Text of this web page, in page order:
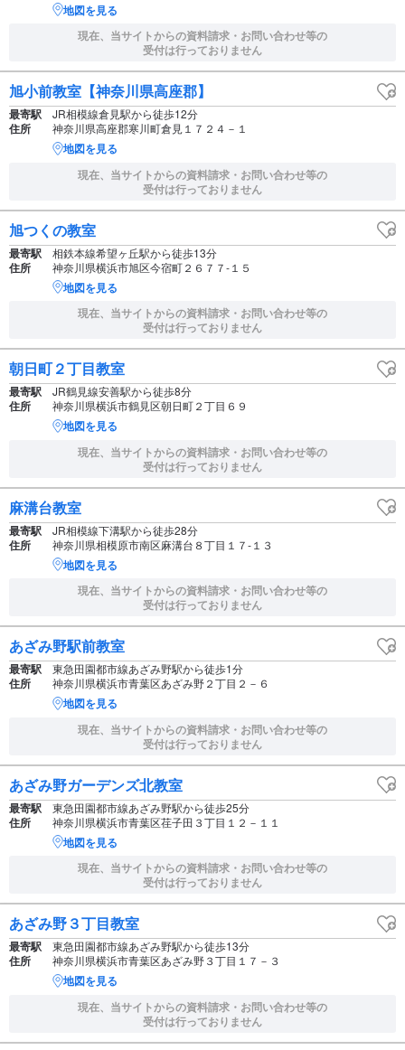
地図を見る
現在、当サイトからの資料請求・お問い合わせ等の
受付は行っておりません
旭小前教室【神奈川県高座郡】
最寄駅 JR相模線倉見駅から徒歩12分
住所 神奈川県高座郡寒川町倉見１７２４－１
地図を見る
現在、当サイトからの資料請求・お問い合わせ等の
受付は行っておりません
旭つくの教室
最寄駅 相鉄本線希望ヶ丘駅から徒歩13分
住所 神奈川県横浜市旭区今宿町２６７７‐１５
地図を見る
現在、当サイトからの資料請求・お問い合わせ等の
受付は行っておりません
朝日町２丁目教室
最寄駅 JR鶴見線安善駅から徒歩8分
住所 神奈川県横浜市鶴見区朝日町２丁目６９
地図を見る
現在、当サイトからの資料請求・お問い合わせ等の
受付は行っておりません
麻溝台教室
最寄駅 JR相模線下溝駅から徒歩28分
住所 神奈川県相模原市南区麻溝台８丁目１７‐１３
地図を見る
現在、当サイトからの資料請求・お問い合わせ等の
受付は行っておりません
あざみ野駅前教室
最寄駅 東急田園都市線あざみ野駅から徒歩1分
住所 神奈川県横浜市青葉区あざみ野２丁目２－６
地図を見る
現在、当サイトからの資料請求・お問い合わせ等の
受付は行っておりません
あざみ野ガーデンズ北教室
最寄駅 東急田園都市線あざみ野駅から徒歩25分
住所 神奈川県横浜市青葉区荏子田３丁目１２－１１
地図を見る
現在、当サイトからの資料請求・お問い合わせ等の
受付は行っておりません
あざみ野３丁目教室
最寄駅 東急田園都市線あざみ野駅から徒歩13分
住所 神奈川県横浜市青葉区あざみ野３丁目１７－３
地図を見る
現在、当サイトからの資料請求・お問い合わせ等の
受付は行っておりません